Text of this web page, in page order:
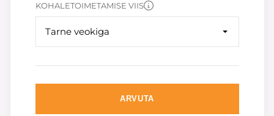
KOHALETOIMETAMISE VIIS
Tarne veokiga
ARVUTA